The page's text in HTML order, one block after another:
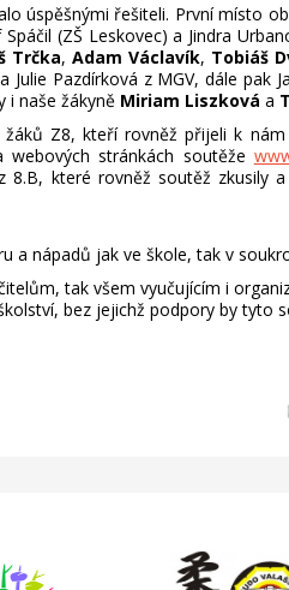
úspěšnými řešiteli. První místo
(ZŠ Leskovec) a Jindra
Trčka, Adam Václavík, Tobiáš
Pazdírková z MGV, dále pak
i naše žákyně Miriam Liszková a
Z8, kteří rovněž přijeli k nám
stránkách soutěže
z 8.B, které rovněž soutěž zkusily
nápadů jak ve škole, tak v
tak všem vyučujícím i
bez jejichž podpory by tyto